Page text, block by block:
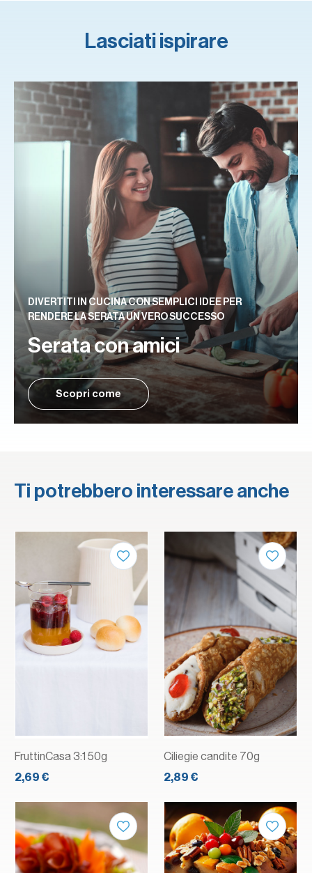
Lasciati ispirare
DIVERTITI IN CUCINA CON SEMPLICI IDEE PER
RENDERE LA SERATA UN VERO SUCCESSO
Serata con amici
Scopri come
Ti potrebbero interessare anche
FruttinCasa 3:1 50g
2,69 €
Ciliegie candite 70g
2,89 €